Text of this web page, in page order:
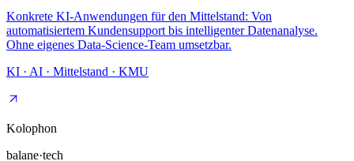
Konkrete KI-Anwendungen für den Mittelstand: Von
automatisiertem Kundensupport bis intelligenter Datenanalyse.
Ohne eigenes Data-Science-Team umsetzbar.
KI · AI · Mittelstand · KMU
Kolophon
balane·tech